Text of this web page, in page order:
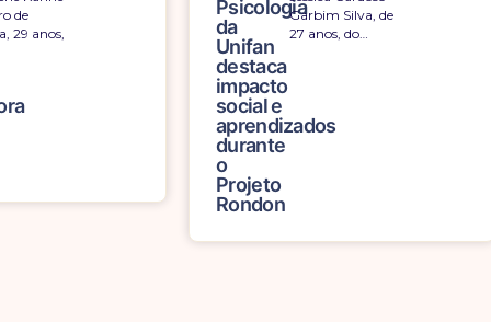
Moreira
de 32
Direito
da
Unifan
destaca
experiência
no
Projeto
Rondon
e
atuação
com
humanos
com comunidades
ribeirinhas durante